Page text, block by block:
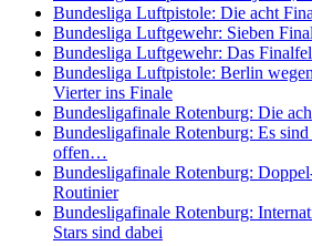
Bundesliga Luftpistole: Die acht
Bundesliga Luftgewehr: Sieben
Bundesliga Luftgewehr: Das
Bundesliga Luftpistole: Berlin
Vierter ins Finale
Bundesligafinale Rotenburg: Die
Bundesligafinale Rotenburg: Es
offen…
Bundesligafinale Rotenburg:
Routinier
Bundesligafinale Rotenburg:
Stars sind dabei